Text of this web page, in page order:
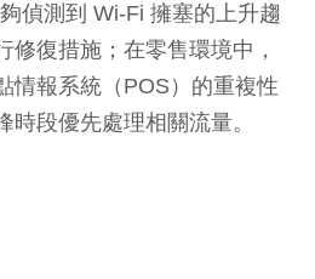
偵測到 Wi-Fi 擁塞的上升趨
修復措施；在零售環境中，
情報系統（POS）的重複性
時段優先處理相關流量。